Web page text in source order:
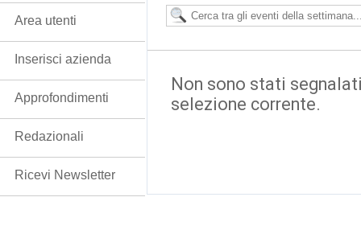
Non sono stati
selezione corrente.
Area utenti
Inserisci azienda
Approfondimenti
Redazionali
Ricevi Newsletter